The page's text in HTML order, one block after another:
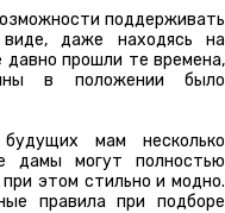
поддерживать
даже находясь на
давно прошли те времена,
в положении было
мам несколько
дамы могут полностью
этом стильно и модно.
правила при подборе